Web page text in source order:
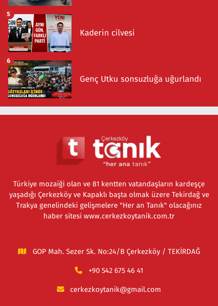
Kaderin cilvesi
5
Genç Utku sonsuzluğa uğurlandı
6
Türkiye mozaiği olan ve 81 kentten vatandaşların kardeşçe
yaşadığı Çerkezköy ve Kapaklı başta olmak üzere Tekirdağ ve
Trakya genelindeki gelişmelere "Her an Tanık" olacağınız
haber sitesi www.cerkezkoytanik.com.tr
GOP Mah. Sezer Sk. No:24/B Çerkezköy / TEKİRDAĞ
+90 542 675 46 41
cerkezkoytanik@gmail.com